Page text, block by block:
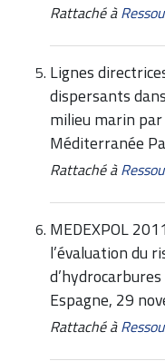
Rattaché à
Lignes
dispersants
milieu marin
Méditerranée
Rattaché à
MEDEXPOL
l’évaluation du
Espagne, 29
Rattaché à